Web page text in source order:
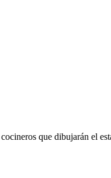
que dibujarán el